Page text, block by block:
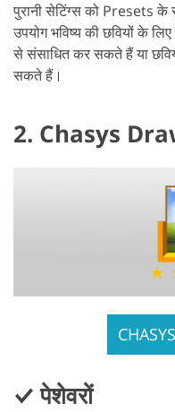
पुरानी सेटिंग्स को Presets
उपयोग भविष्य की छवियों के
से संसाधित कर सकते हैं या
सकते हैं।
2. Chasys
पेशेवरों